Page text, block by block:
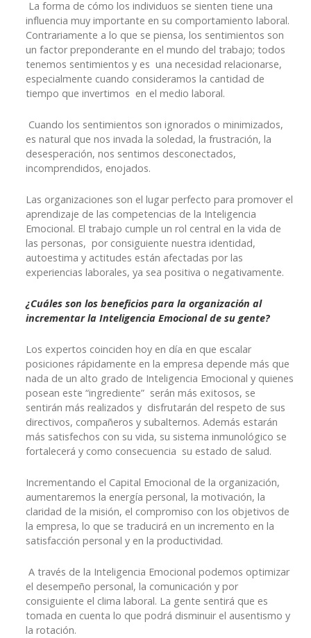
La forma de cómo los individuos se sienten tiene una
influencia muy importante en su comportamiento laboral.
Contrariamente a lo que se piensa, los sentimientos son
un factor preponderante en el mundo del trabajo; todos
tenemos sentimientos y es una necesidad relacionarse,
especialmente cuando consideramos la cantidad de
tiempo que invertimos en el medio laboral.
Cuando los sentimientos son ignorados o minimizados,
es natural que nos invada la soledad, la frustración, la
desesperación, nos sentimos desconectados,
incomprendidos, enojados.
Las organizaciones son el lugar perfecto para promover el
aprendizaje de las competencias de la Inteligencia
Emocional. El trabajo cumple un rol central en la vida de
las personas, por consiguiente nuestra identidad,
autoestima y actitudes están afectadas por las
experiencias laborales, ya sea positiva o negativamente.
¿Cuáles son los beneficios para la organización al
incrementar la Inteligencia Emocional de su gente?
Los expertos coinciden hoy en día en que escalar
posiciones rápidamente en la empresa depende más que
nada de un alto grado de Inteligencia Emocional y quienes
posean este “ingrediente” serán más exitosos, se
sentirán más realizados y disfrutarán del respeto de sus
directivos, compañeros y subalternos. Además estarán
más satisfechos con su vida, su sistema inmunológico se
fortalecerá y como consecuencia su estado de salud.
Incrementando el Capital Emocional de la organización,
aumentaremos la energía personal, la motivación, la
claridad de la misión, el compromiso con los objetivos de
la empresa, lo que se traducirá en un incremento en la
satisfacción personal y en la productividad.
A través de la Inteligencia Emocional podemos optimizar
el desempeño personal, la comunicación y por
consiguiente el clima laboral. La gente sentirá que es
tomada en cuenta lo que podrá disminuir el ausentismo y
la rotación.